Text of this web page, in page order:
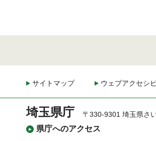
サイトマップ ウェブアクセシ
埼玉県庁
県庁へのアクセス
〒330-9301 埼玉県さ